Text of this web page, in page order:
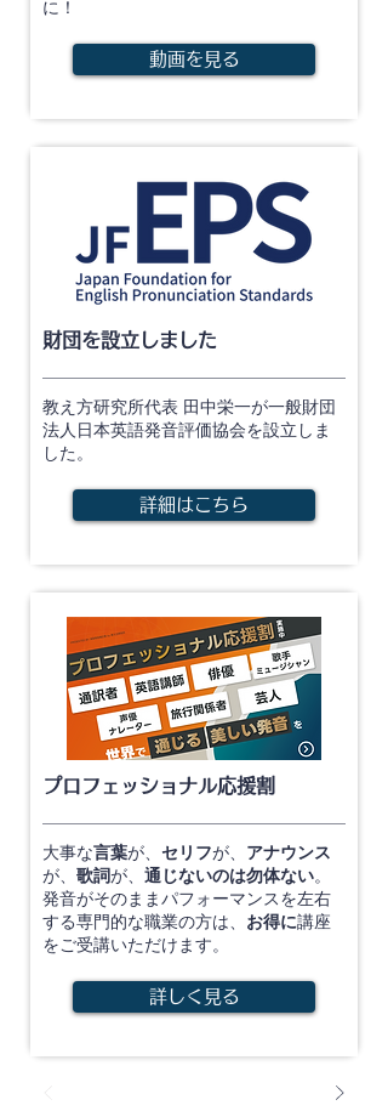
に！
動画を見る
財団を設立しました
教え方研究所代表 田中栄一が一般財団
法人日本英語発音評価協会を設立しま
した。
詳細はこちら
プロフェッショナル応援割
大事な言葉が、 セリフが、 アナウンス
が、 歌詞が、 通じないのは勿体ない。
発音がそのままパフォーマンスを左右
する専門的な職業の方は、 お得に講座
をご受講いただけます。
詳しく見る